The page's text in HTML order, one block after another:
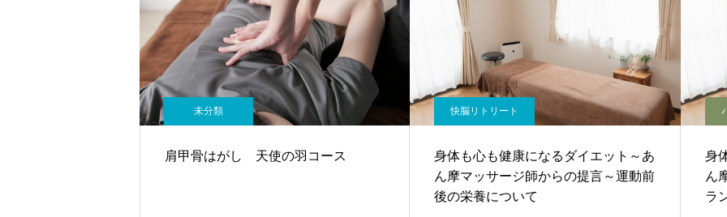
未分類
肩甲骨はがし 天使の羽コース
快脳リトリート
身体も心も健康になるダイエット～あ
ん摩マッサージ師からの提言～運動前
後の栄養について
身
ん
ラ